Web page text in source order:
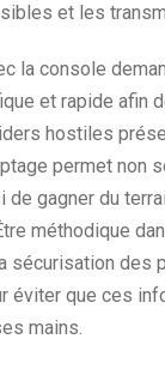
et les
la console
et rapide afin
hostiles
permet non
de gagner du
méthodique
sécurisation des
éviter que ces
mains.